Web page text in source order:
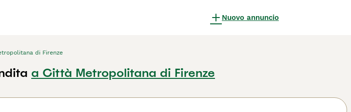
Nuovo annuncio
di Firenze
a Città Metropolitana di Firenze